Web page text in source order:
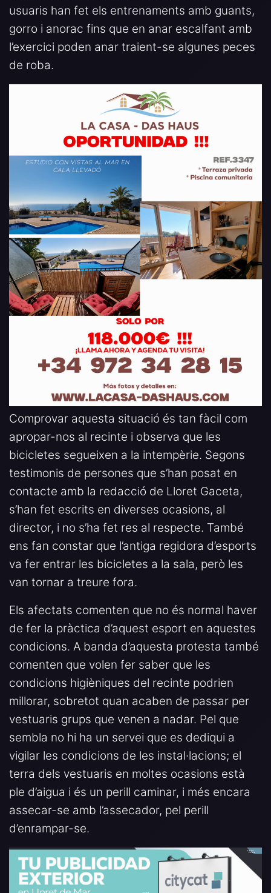
usuaris han fet els entrenaments amb guants,
gorro i anorac fins que en anar escalfant amb
l’exercici poden anar traient-se algunes peces
de roba.
Comprovar aquesta situació és tan fàcil com
apropar-nos al recinte i observa que les
bicicletes segueixen a la intempèrie. Segons
testimonis de persones que s’han posat en
contacte amb la redacció de Lloret Gaceta,
s’han fet escrits en diverses ocasions, al
director, i no s’ha fet res al respecte. També
ens fan constar que l’antiga regidora d’esports
va fer entrar les bicicletes a la sala, però les
van tornar a treure fora.
Els afectats comenten que no és normal haver
de fer la pràctica d’aquest esport en aquestes
condicions. A banda d’aquesta protesta també
comenten que volen fer saber que les
condicions higièniques del recinte podrien
millorar, sobretot quan acaben de passar per
vestuaris grups que venen a nadar. Pel que
sembla no hi ha un servei que es dediqui a
vigilar les condicions de les instal·lacions; el
terra dels vestuaris en moltes ocasions està
ple d’aigua i és un perill caminar, i més encara
assecar-se amb l’assecador, pel perill
d’enrampar-se.